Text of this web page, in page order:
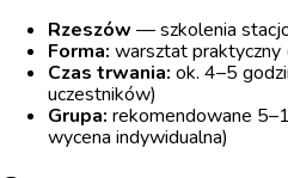
Rzeszów — szkolenia
Forma: warsztat praktyczny
Czas trwania: ok. 4–5
uczestników)
Grupa: rekomendowane
wycena indywidualna)